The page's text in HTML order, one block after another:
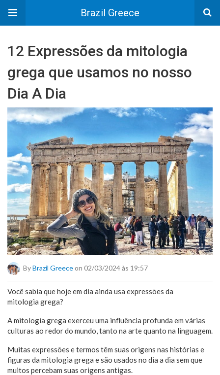
Brazil Greece
12 Expressões da mitologia
grega que usamos no nosso
Dia A Dia
ByBrazil Greeceon 02/03/2024 às 19:57
Você sabia que hoje em dia ainda usa expressões da
mitologia grega?
A mitologia grega exerceu uma influência profunda em várias
culturas ao redor do mundo, tanto na arte quanto na linguagem.
Muitas expressões e termos têm suas origens nas histórias e
figuras da mitologia grega e são usados no dia a dia sem que
muitos percebam suas origens antigas.